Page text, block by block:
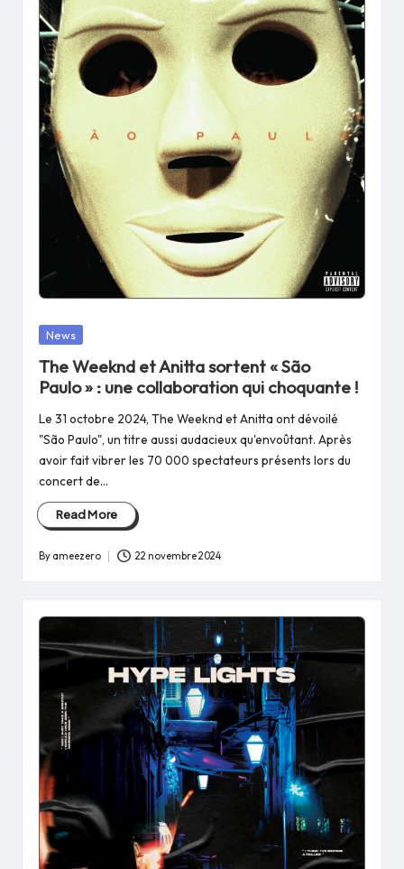
Posted
News
The Weeknd et Anitta sortent « São
Paulo » : une collaboration qui choquante !
Le 31 octobre 2024, The Weeknd et Anitta ont dévoilé
"São Paulo", un titre aussi audacieux qu'envoûtant. Après
avoir fait vibrer les 70 000 spectateurs présents lors du
concert de…
Read More
Posted
By ameezero 22 novembre 2024